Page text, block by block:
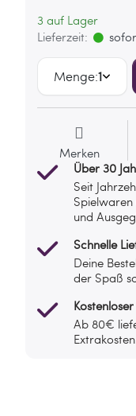
3 auf Lager
Lieferzeit:
Menge:1
Merken
Über 30
Seit
und
Schnelle
Deine
der Spaß
Ab 80€
Extrakosten.